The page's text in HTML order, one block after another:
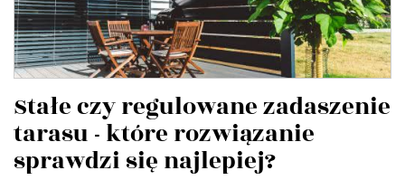
Stałe czy regulowane zadaszenie
tarasu - które rozwiązanie
sprawdzi się najlepiej?